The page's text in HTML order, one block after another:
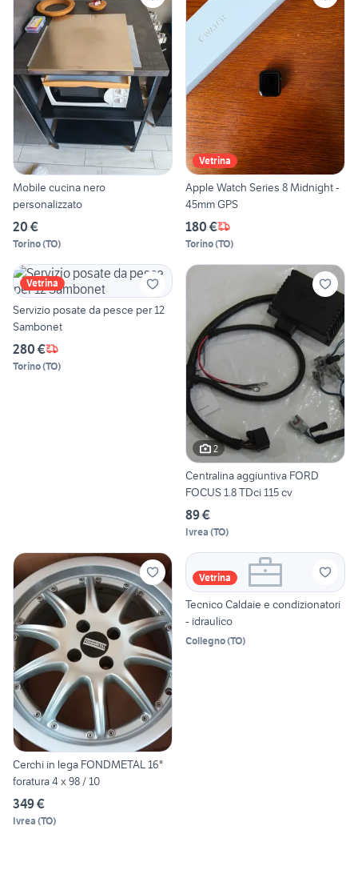
Mobile cucina nero
personalizzato
20 €
Torino(TO)
Vetrina
Apple Watch Series 8 Midnight -
45mm GPS
180 €
Torino(TO)
Vetrina
Servizio posate da pesce per 12
Sambonet
280 €
Torino(TO)
2
Centralina aggiuntiva FORD
FOCUS 1.8 TDci 115 cv
89 €
Ivrea (TO)
Cerchi in lega FONDMETAL 16"
foratura 4 x 98 / 10
349 €
Ivrea (TO)
Vetrina
Tecnico Caldaie e condizionatori
- idraulico
Collegno(TO)